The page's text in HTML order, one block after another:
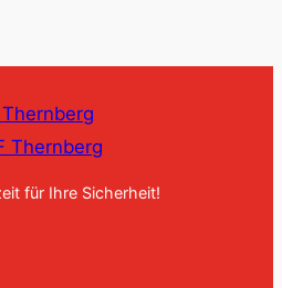
Thernberg
für Ihre Sicherheit!